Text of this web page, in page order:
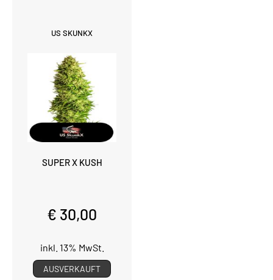
US SKUNKX
SUPER X KUSH
€ 30,00
inkl. 13% MwSt.
AUSVERKAUFT